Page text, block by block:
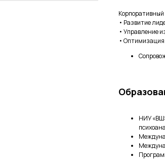
Корпоративный
• Развитие
• Управление
•
НИУ